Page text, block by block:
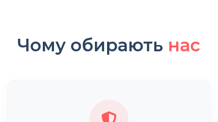
Чому обирають нас